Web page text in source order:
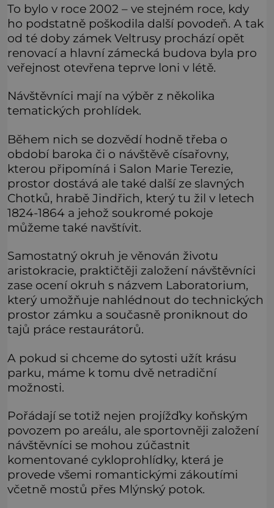
To bylo v roce 2002 – ve stejném roce, kdy
ho podstatně poškodila další povodeň. A tak
od té doby zámek Veltrusy prochází opět
renovací a hlavní zámecká budova byla pro
veřejnost otevřena teprve loni v létě.
Návštěvníci mají na výběr z několika
tematických prohlídek.
Během nich se dozvědí hodně třeba o
období baroka či o návštěvě císařovny,
kterou připomíná i Salon Marie Terezie,
prostor dostává ale také další ze slavných
Chotků, hrabě Jindřich, který tu žil v letech
1824-1864 a jehož soukromé pokoje
můžeme také navštívit.
Samostatný okruh je věnován životu
aristokracie, praktičtěji založení návštěvníci
zase ocení okruh s názvem Laboratorium,
který umožňuje nahlédnout do technických
prostor zámku a současně proniknout do
tajů práce restaurátorů.
A pokud si chceme do sytosti užít krásu
parku, máme k tomu dvě netradiční
možnosti.
Pořádají se totiž nejen projížďky koňským
povozem po areálu, ale sportovněji založení
návštěvníci se mohou zúčastnit
komentované cykloprohlídky, která je
provede všemi romantickými zákoutími
včetně mostů přes Mlýnský potok.